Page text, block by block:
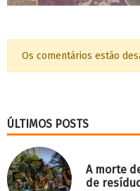
Os comentários estão
ÚLTIMOS POSTS
A morte
de